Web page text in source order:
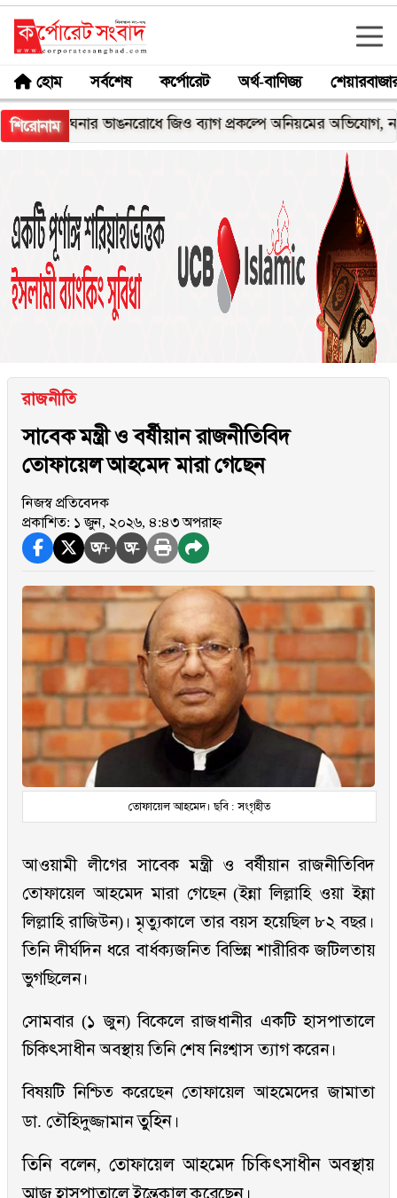
হোম সর্বশেষ কর্পোরেট অর্থ-বাণিজ্য
শিরোনামভাঙনরোধে জিও ব্যাগ প্রকল্পে অনিয়মের অভিযোগ, নদীরকূলে
রাজনীতি
সাবেক মন্ত্রী ও বর্ষীয়ান রাজনীতিবিদ
তোফায়েল আহমেদ মারা গেছেন
নিজস্ব প্রতিবেদক
প্রকাশিত: ১ জুন, ২০২৬, ৪:৪৩ অপরাহ্ন
অ+ অ-
তোফায়েল আহমেদ। ছবি : সংগৃহীত
আওয়ামী লীগের সাবেক মন্ত্রী ও বর্ষীয়ান রাজনীতিবিদ
তোফায়েল আহমেদ মারা গেছেন (ইন্না লিল্লাহি ওয়া ইন্না
লিল্লাহি রাজিউন)। মৃত্যুকালে তার বয়স হয়েছিল ৮২ বছর।
তিনি দীর্ঘদিন ধরে বার্ধক্যজনিত বিভিন্ন শারীরিক জটিলতায়
ভুগছিলেন।
সোমবার (১ জুন) বিকেলে রাজধানীর একটি হাসপাতালে
চিকিৎসাধীন অবস্থায় তিনি শেষ নিঃশ্বাস ত্যাগ করেন।
বিষয়টি নিশ্চিত করেছেন তোফায়েল আহমেদের জামাতা
ডা. তৌহিদুজ্জামানতুহিন।
তিনি বলেন, তোফায়েল আহমেদ চিকিৎসাধীন অবস্থায়
আজ হাসপাতালে ইন্তেকাল করেছেন।